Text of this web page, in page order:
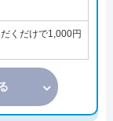
くだけで1,000円